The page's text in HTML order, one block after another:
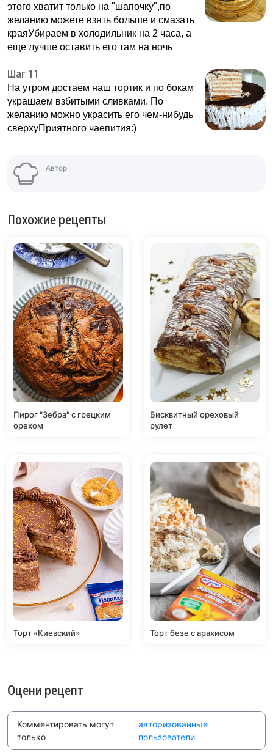
этого хватит только на "шапочку",по
желанию можете взять больше и смазать
краяУбираем в холодильник на 2 часа, а
еще лучше оставить его там на ночь
Шаг 11
На утром достаем наш тортик и по бокам
украшаем взбитыми сливками. По
желанию можно украсить его чем-нибудь
сверхуПриятного чаепития:)
Автор
Похожие рецепты
Пирог "Зебра" с грецким
орехом
Бисквитный ореховый
рулет
Торт «Киевский» Торт безе с арахисом
Оцени рецепт
Комментировать могут
только
авторизованные
пользователи